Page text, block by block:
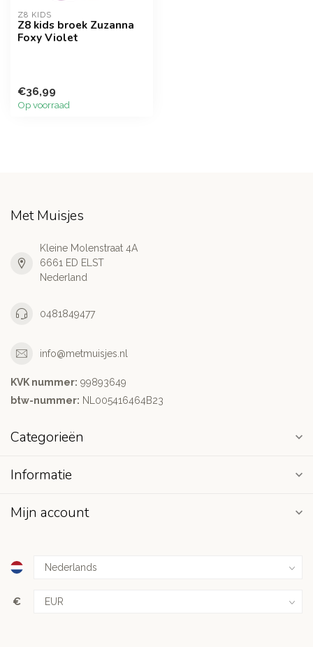
Z8 KIDS
Z8 kids broek Zuzanna
Foxy Violet
€36,99
Op voorraad
Met Muisjes
Kleine Molenstraat 4A
6661 ED ELST
Nederland
0481849477
info@metmuisjes.nl
KVK nummer: 99893649
btw-nummer: NL005416464B23
Categorieën
Informatie
Mijn account
€